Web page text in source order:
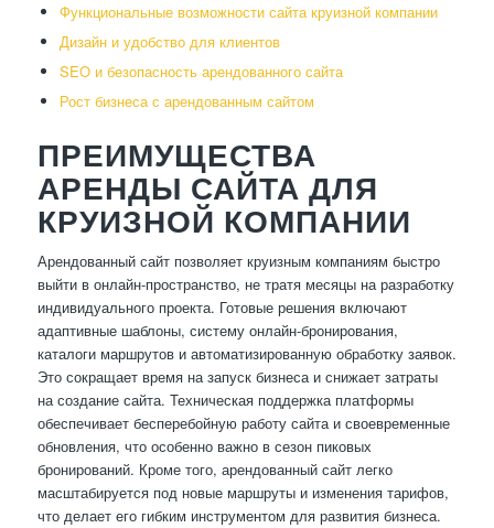
Функциональные возможности сайта круизной компании
Дизайн и удобство для клиентов
SEO и безопасность арендованного сайта
Рост бизнеса с арендованным сайтом
ПРЕИМУЩЕСТВА
АРЕНДЫ САЙТА ДЛЯ
КРУИЗНОЙ КОМПАНИИ
Арендованный сайт позволяет круизным компаниям быстро
выйти в онлайн-пространство, не тратя месяцы на разработку
индивидуального проекта. Готовые решения включают
адаптивные шаблоны, систему онлайн-бронирования,
каталоги маршрутов и автоматизированную обработку заявок.
Это сокращает время на запуск бизнеса и снижает затраты
на создание сайта. Техническая поддержка платформы
обеспечивает бесперебойную работу сайта и своевременные
обновления, что особенно важно в сезон пиковых
бронирований. Кроме того, арендованный сайт легко
масштабируется под новые маршруты и изменения тарифов,
что делает его гибким инструментом для развития бизнеса.